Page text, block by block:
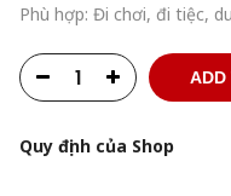
Phù hợp: Đi chơi, đi tiệc,
ADD
Quy định của Shop